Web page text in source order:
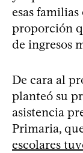
esas
proporción
de ingresos
De cara al
planteó su
asistencia
Primaria,
escolares